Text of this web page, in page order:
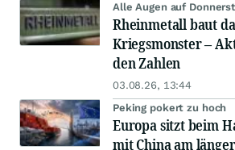
Alle Augen auf
Rheinmetall baut
Kriegsmonster –
den Zahlen
03.08.26, 13:44
Peking pokert zu hoch
Europa sitzt beim
mit China am